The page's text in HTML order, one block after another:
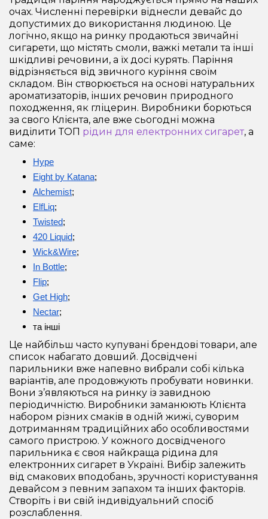
очах. Численні перевірки віднесли девайс до
допустимих до використання людиною. Це
логічно, якщо на ринку продаються звичайні
сигарети, що містять смоли, важкі метали та інші
шкідливі речовини, а їх досі курять. Паріння
відрізняється від звичного куріння своїм
складом. Він створюється на основі натуральних
ароматизаторів, інших речовин природного
походження, як гліцерин. Виробники борються
за свого Клієнта, але вже сьогодні можна
виділити ТОП рідин для електронних сигарет, а
саме:
Hype
Eight by Katana;
Alchemist;
ElfLiq;
Twisted;
420 Liquid;
Wick&Wire;
In Bottle;
Flip;
Get High;
Nectar;
та інші
Це найбільш часто купувані брендові товари, але
список набагато довший. Досвідчені
парильники вже напевно вибрали собі кілька
варіантів, але продовжують пробувати новинки.
Вони з’являються на ринку із завидною
періодичністю. Виробники заманюють Клієнта
набором різних смаків в одній жижі, суворим
дотриманням традиційних або особливостями
самого пристрою. У кожного досвідченого
парильника є своя найкраща рідина для
електронних сигарет в Україні. Вибір залежить
від смакових вподобань, зручності користування
девайсом з певним запахом та інших факторів.
Створіть і ви свій індивідуальний спосіб
розслаблення.